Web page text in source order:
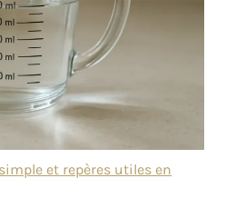
et repères utiles en